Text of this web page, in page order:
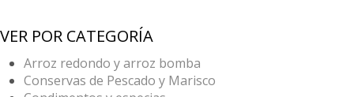
VER POR CATEGORÍA
Arroz redondo y arroz bomba
Conservas de Pescado y Marisco